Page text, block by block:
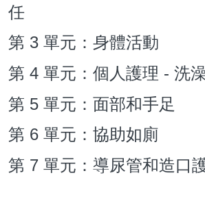
任
第 3 單元：身體活動
第 4 單元：個人護理 - 洗
第 5 單元：面部和手足
第 6 單元：協助如廁
第 7 單元：導尿管和造口